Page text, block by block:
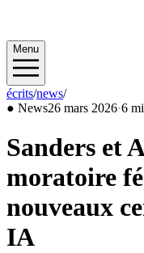
Menu
écrits/news/2026/03
● News26 mars 2026·6
Sanders et
moratoire
nouveaux
IA